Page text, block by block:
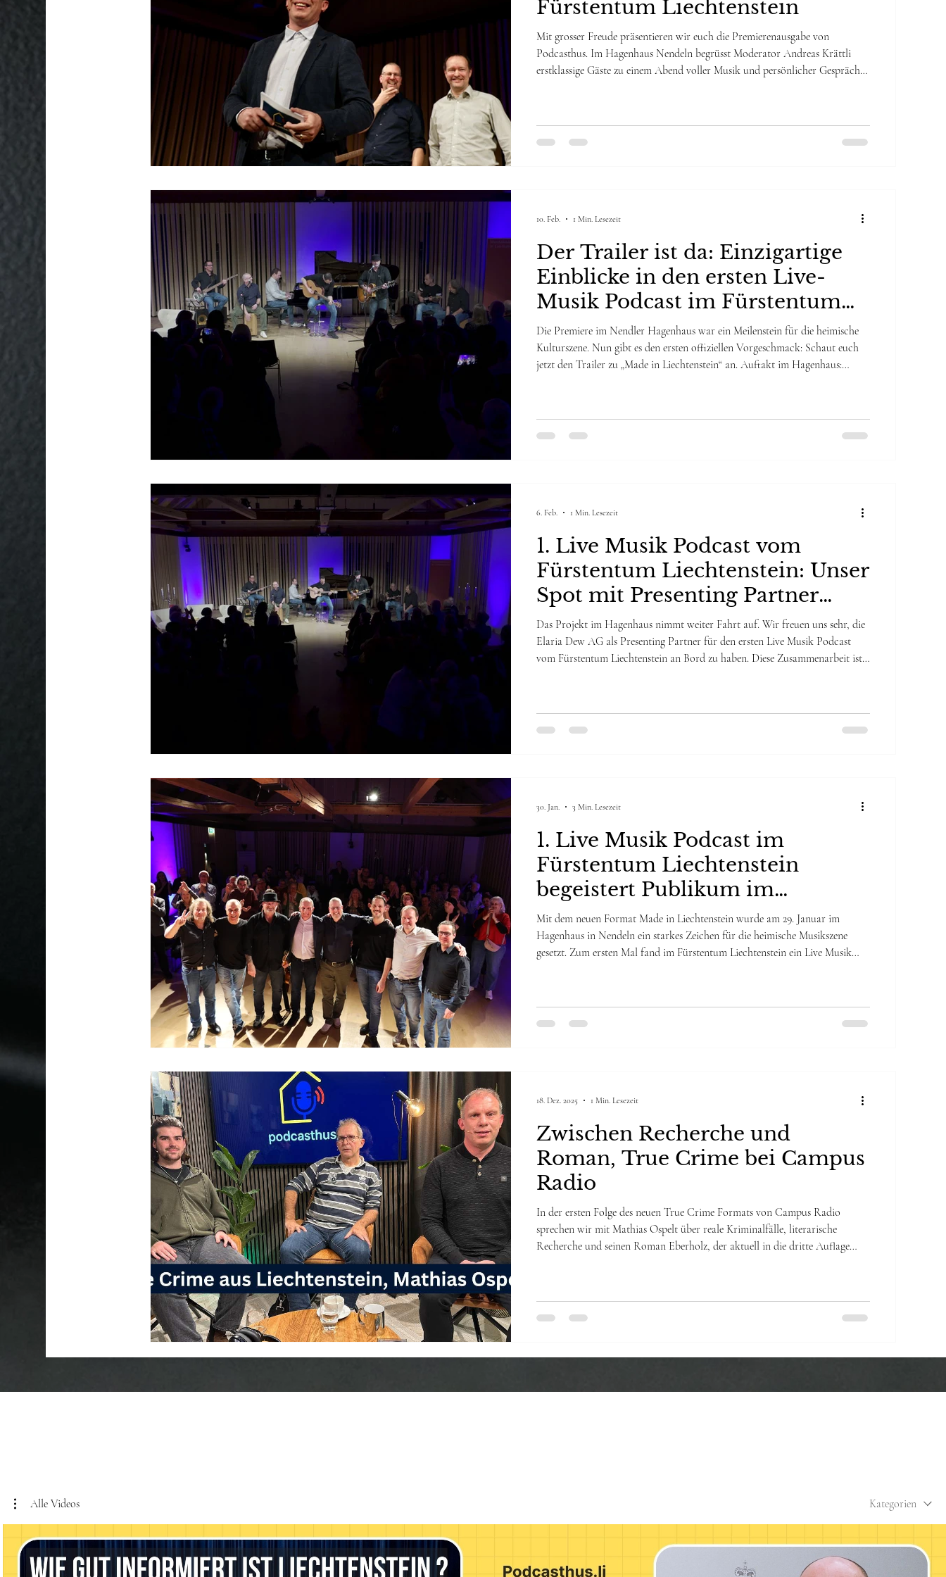
Fürstentum Liechtenstein
Mit grosser Freude präsentieren wir euch die Premierenausgabe von
Podcasthus. Im Hagenhaus Nendeln begrüsst Moderator Andreas Krättli
erstklassige Gäste zu einem Abend voller Musik und persönlicher Gespräche.
Dankeschön an das fantastische Publikum vor Ort. Ihr habt diesen
Der Trailer ist da: Einzigartige
Einblicke in den ersten Live-
Musik Podcast im Fürstentum
Liechtenstein
Die Premiere im Nendler Hagenhaus war ein Meilenstein für die heimische
Kulturszene. Nun gibt es den ersten offiziellen Vorgeschmack: Schaut euch
jetzt den Trailer zu „Made in Liechtenstein“ an. Auftakt im Hagenhaus:
Gespräche auf völlig neue Weise verband. Unter d
10. Feb. 1 Min. Lesezeit
1. Live Musik Podcast vom
Fürstentum Liechtenstein: Unser
Spot mit Presenting Partner
Elaria Dew AG
Das Projekt im Hagenhaus nimmt weiter Fahrt auf. Wir freuen uns sehr, die
Elaria Dew AG als Presenting Partner für den ersten Live Musik Podcast
vom Fürstentum Liechtenstein an Bord zu haben. Diese Zusammenarbeit ist
im Land entstehen kann. Mit der Unterstützung der El
6. Feb. 1 Min. Lesezeit
1. Live Musik Podcast im
Fürstentum Liechtenstein
begeistert Publikum im
Hagenhaus
Mit dem neuen Format Made in Liechtenstein wurde am 29. Januar im
Hagenhaus in Nendeln ein starkes Zeichen für die heimische Musikszene
gesetzt. Zum ersten Mal fand im Fürstentum Liechtenstein ein Live Musik
Musiker selbst auswählte. Sowohl Rääs als auch Naturtrüeb sa
30. Jan. 3 Min. Lesezeit
Zwischen Recherche und
Roman, True Crime bei Campus
Radio
In der ersten Folge des neuen True Crime Formats von Campus Radio
sprechen wir mit Mathias Ospelt über reale Kriminalfälle, literarische
Recherche und seinen Roman Eberholz, der aktuell in die dritte Auflage
Zentrum steht die Frage, wie wahre Ereignisse zur Grundlage
18. Dez. 2025 1 Min. Lesezeit
Alle Videos Kategorien